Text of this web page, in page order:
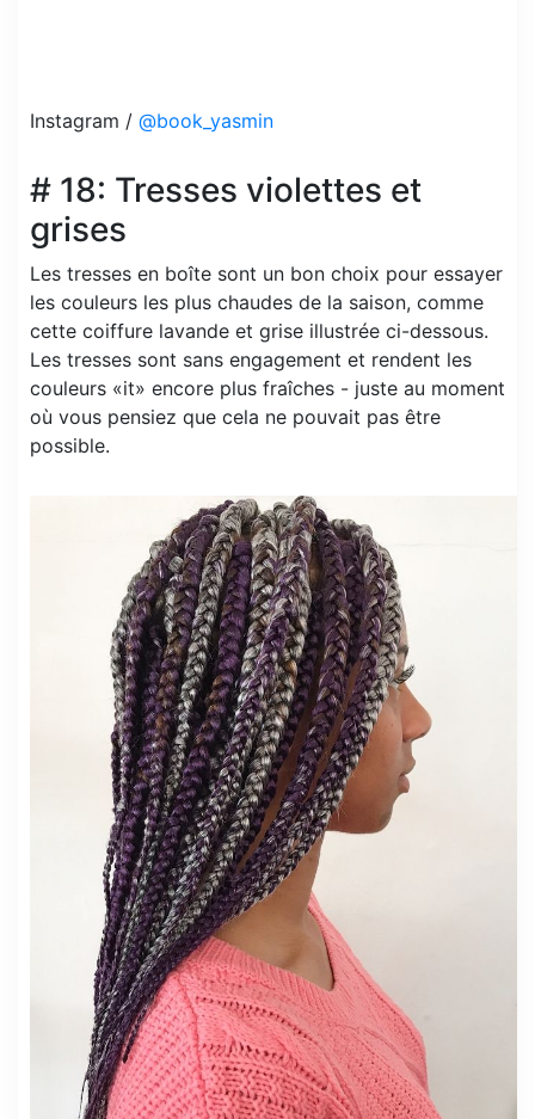
Instagram / @book_yasmin
# 18: Tresses violettes et
grises
Les tresses en boîte sont un bon choix pour essayer
les couleurs les plus chaudes de la saison, comme
cette coiffure lavande et grise illustrée ci-dessous.
Les tresses sont sans engagement et rendent les
couleurs «it» encore plus fraîches - juste au moment
où vous pensiez que cela ne pouvait pas être
possible.